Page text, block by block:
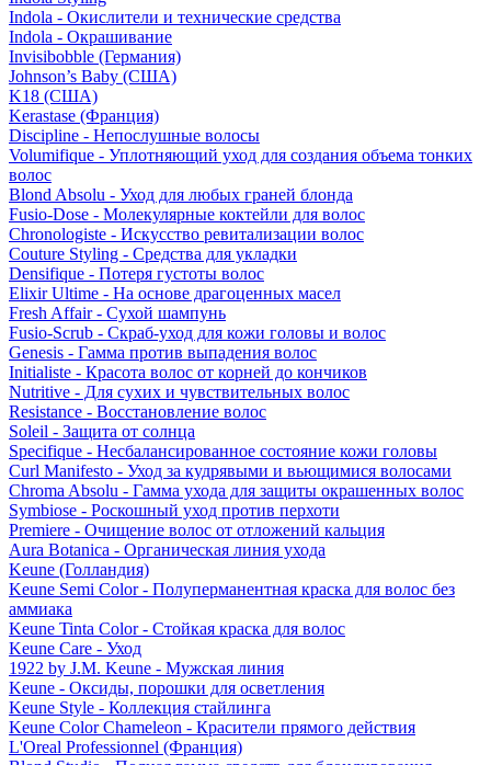
Indola - Окислители и технические средства
Indola - Окрашивание
Invisibobble (Германия)
Johnson’s Baby (США)
K18 (США)
Kerastase (Франция)
Discipline - Непослушные волосы
Volumifique - Уплотняющий уход для создания объема тонких
волос
Blond Absolu - Уход для любых граней блонда
Fusio-Dose - Молекулярные коктейли для волос
Chronologiste - Искусство ревитализации волос
Couture Styling - Средства для укладки
Densifique - Потеря густоты волос
Elixir Ultime - На основе драгоценных масел
Fresh Affair - Сухой шампунь
Fusio-Scrub - Скраб-уход для кожи головы и волос
Genesis - Гамма против выпадения волос
Initialiste - Красота волос от корней до кончиков
Nutritive - Для сухих и чувствительных волос
Resistance - Восстановление волос
Soleil - Защита от солнца
Specifique - Несбалансированное состояние кожи головы
Curl Manifesto - Уход за кудрявыми и вьющимися волосами
Chroma Absolu - Гамма ухода для защиты окрашенных волос
Symbiose - Роскошный уход против перхоти
Premiere - Очищение волос от отложений кальция
Aura Botanica - Органическая линия ухода
Keune (Голландия)
Keune Semi Color - Полуперманентная краска для волос без
аммиака
Keune Tinta Color - Стойкая краска для волос
Keune Care - Уход
1922 by J.M. Keune - Мужская линия
Keune - Оксиды, порошки для осветления
Keune Style - Коллекция стайлинга
Keune Color Chameleon - Красители прямого действия
L'Oreal Professionnel (Франция)